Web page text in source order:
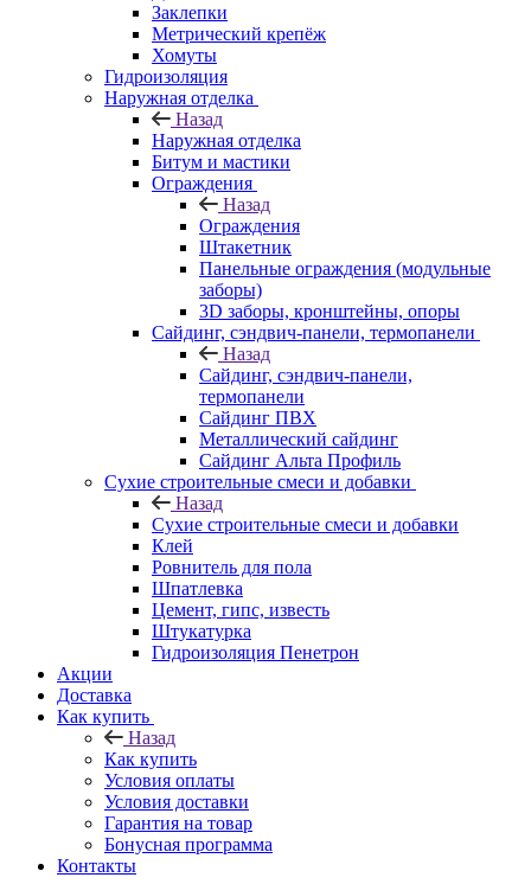
Заклепки
Метрический крепёж
Хомуты
Гидроизоляция
Наружная отделка
Назад
Наружная отделка
Битум и мастики
Ограждения
Назад
Ограждения
Штакетник
Панельные ограждения (модульные
заборы)
3D заборы, кронштейны, опоры
Cайдинг, сэндвич-панели, термопанели
Назад
Cайдинг, сэндвич-панели,
термопанели
Сайдинг ПВХ
Металлический сайдинг
Сайдинг Альта Профиль
Сухие строительные смеси и добавки
Назад
Сухие строительные смеси и добавки
Клей
Ровнитель для пола
Шпатлевка
Цемент, гипс, известь
Штукатурка
Гидроизоляция Пенетрон
Акции
Доставка
Как купить
Назад
Как купить
Условия оплаты
Условия доставки
Гарантия на товар
Бонусная программа
Контакты